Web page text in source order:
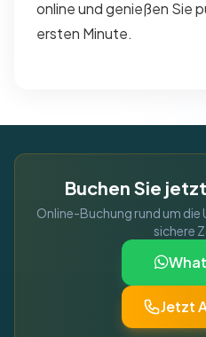
online und genießen Sie
ersten Minute.
Buchen Sie
Online-Buchung rund um
sichere
Jetzt